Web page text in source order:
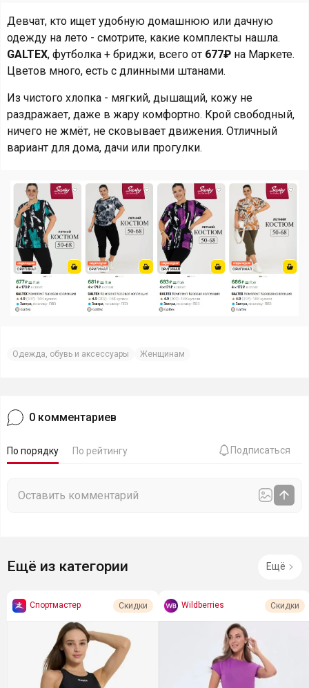
Девчат, кто ищет удобную домашнюю или дачную
одежду на лето - смотрите, какие комплекты нашла.
GALTEX, футболка + бриджи, всего от 677₽ на Маркете.
Цветов много, есть с длинными штанами.
Из чистого хлопка - мягкий, дышащий, кожу не
раздражает, даже в жару комфортно. Крой свободный,
ничего не жмёт, не сковывает движения. Отличный
вариант для дома, дачи или прогулки.
Одежда, обувь и аксессуары Женщинам
0 комментариев
По порядку По рейтингу Подписаться
Ещё из категории Ещё
Спортмастер Скидки Wildberries Скидки